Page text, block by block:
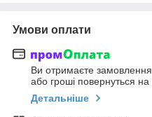
Умови оплати
Ви отримаєте замовлення
або гроші повернуться на
Детальніше